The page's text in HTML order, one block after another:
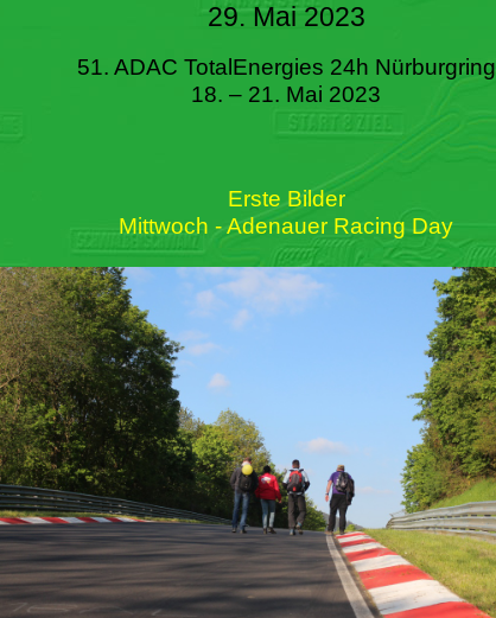
29. Mai 2023
51. ADAC TotalEnergies 24h Nürburgring
18. – 21. Mai 2023
Erste Bilder
Mittwoch - Adenauer Racing Day